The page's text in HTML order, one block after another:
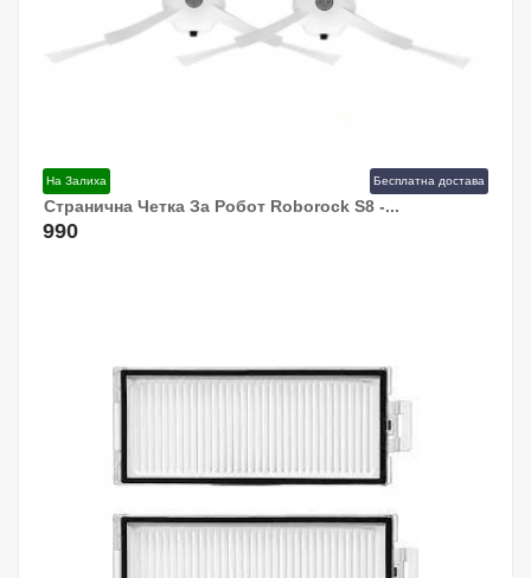
На Залиха Бесплатна достава
Странична Четка За Робот Roborock S8 -...
990
Додај Во Кошница!